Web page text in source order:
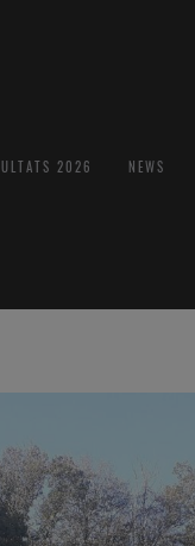
2026 NEWS